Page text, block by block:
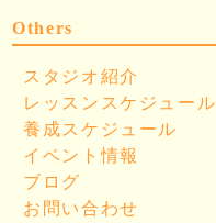
Others
スタジオ紹介
レッスンスケジュール
養成スケジュール
イベント情報
ブログ
お問い合わせ